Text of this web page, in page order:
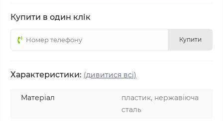
Купити в один клік
Купити
Характеристики: (дивитися всі)
Матеріал
пластик, нержавіюча
сталь